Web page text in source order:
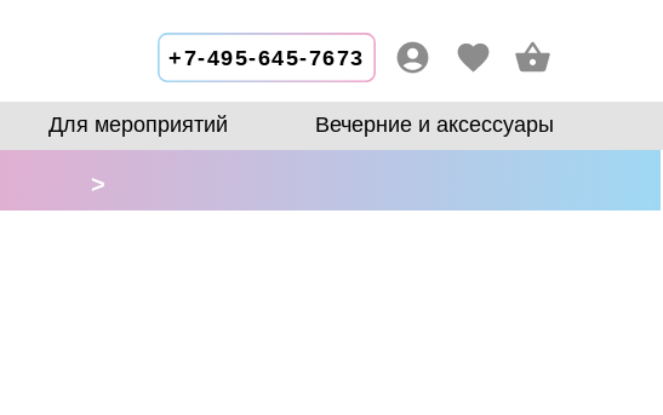
+7-495-645-7673
Вечерние и аксессуары
Для мероприятий
>